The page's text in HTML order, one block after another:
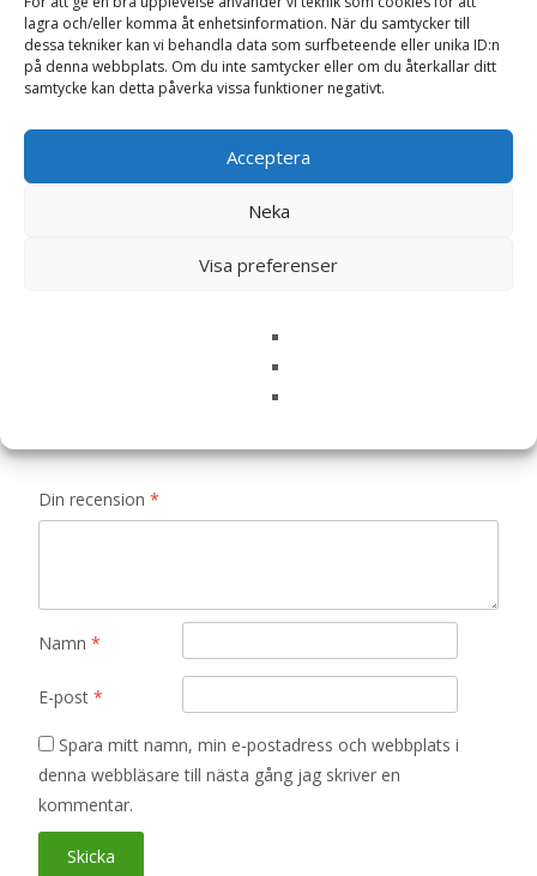
lagra och/eller komma åt enhetsinformation. När du samtycker till
dessa tekniker kan vi behandla data som surfbeteende eller unika ID:n
på denna webbplats. Om du inte samtycker eller om du återkallar ditt
samtycke kan detta påverka vissa funktioner negativt.
Acceptera
Neka
Visa preferenser
Recensioner (0)
Det finns inga recensioner än.
Bli först med att recensera ”Zinnia
Din e-postadress kommer inte publiceras.
Din recension *
Namn *
E-post *
Spara mitt namn, min e-postadress och webbplats i
denna webbläsare till nästa gång jag skriver en
kommentar.